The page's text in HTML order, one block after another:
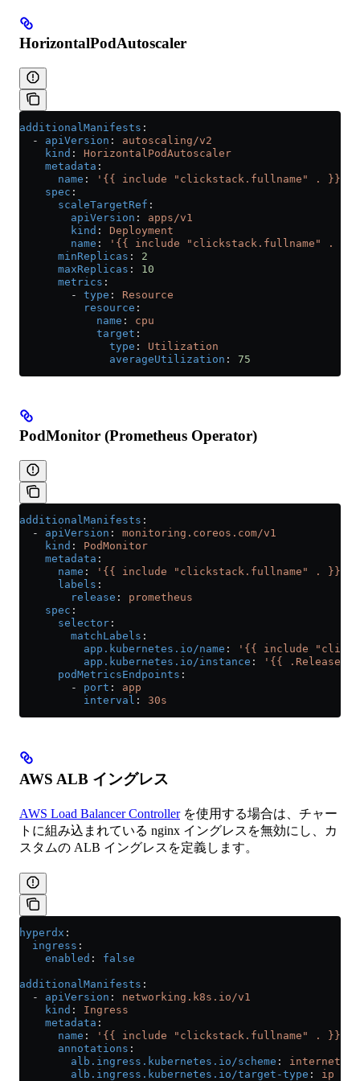
HorizontalPodAutoscaler
additionalManifests :
  -
apiVersion : autoscaling/v2
    kind
: HorizontalPodAutoscaler
    metadata
:
      name
:
'{{ include "clickstack.fullname" . }}-
    spec
:
      scaleTargetRef
:
        apiVersion
: apps/v1
        kind
: Deployment
        name
:
'{{ include "clickstack.fullname" . }}-
      minReplicas
: 2
      maxReplicas
: 10
      metrics
:
        -
type : Resource
          resource
:
            name
: cpu
            target
:
              type
: Utilization
              averageUtilization
: 75
PodMonitor (Prometheus Operator)
additionalManifests :
  -
apiVersion : monitoring.coreos.com/v1
    kind
: PodMonitor
    metadata
:
      name
:
'{{ include "clickstack.fullname" . }}'
      labels
:
        release
: prometheus
    spec
:
      selector
:
        matchLabels
:
          app.kubernetes.io/name
:
'{{ include
          app.kubernetes.io/instance
:
'{{
      podMetricsEndpoints
:
        -
port : app
          interval
: 30s
AWS ALB イングレス
AWS Load Balancer Controllerを使用する場合は、チャー
トに組み込まれている nginx イングレスを無効にし、カ
スタムの ALB イングレスを定義します。
hyperdx :
  ingress
:
    enabled
: false
additionalManifests :
  -
apiVersion : networking.k8s.io/v1
    kind
: Ingress
    metadata
:
      name
:
'{{ include "clickstack.fullname" . }}-
      annotations
:
        alb.ingress.kubernetes.io/scheme
: internet-
        alb.ingress.kubernetes.io/target-type
: ip